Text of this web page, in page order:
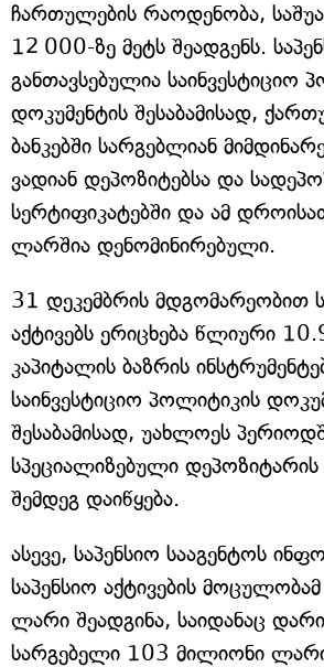
ჩართულების რაოდენობა,
12 000-ზე მეტს შეადგენს.
განთავსებულია საინვესტიციო
დოკუმენტის შესაბამისად,
ბანკებში სარგებლიან
ვადიან დეპოზიტებსა და
სერტიფიკატებში და ამ
ლარშია დენომინირებული.
31 დეკემბრის მდგომარეობით
აქტივებს ერიცხება წლიური
კაპიტალის ბაზრის
საინვესტიციო პოლიტიკის
შესაბამისად, უახლოეს
სპეციალიზებული დეპოზიტარის
შემდეგ დაიწყება.
ასევე, საპენსიო სააგენტოს
საპენსიო აქტივების
ლარი შეადგინა, საიდანაც
სარგებელი 103 მილიონი